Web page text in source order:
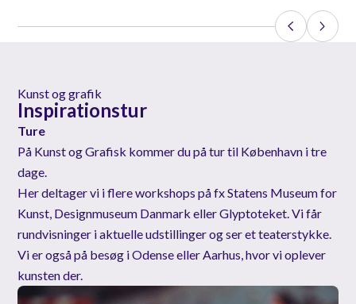
Kunst og grafik
Inspirationstur
Ture
På Kunst og Grafisk kommer du på tur til København i tre
dage.
Her deltager vi i flere workshops på fx Statens Museum for
Kunst, Designmuseum Danmark eller Glyptoteket. Vi får
rundvisninger i aktuelle udstillinger og ser et teaterstykke.
Vi er også på besøg i Odense eller Aarhus, hvor vi oplever
kunsten der.